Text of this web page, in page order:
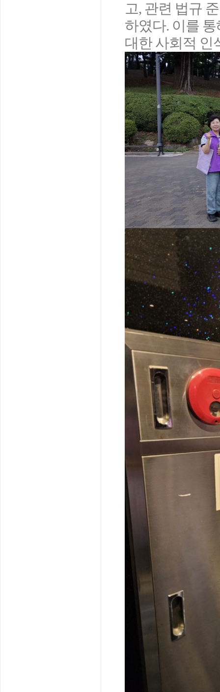
고, 관련 법규
하였다. 이를
대한 사회적 인